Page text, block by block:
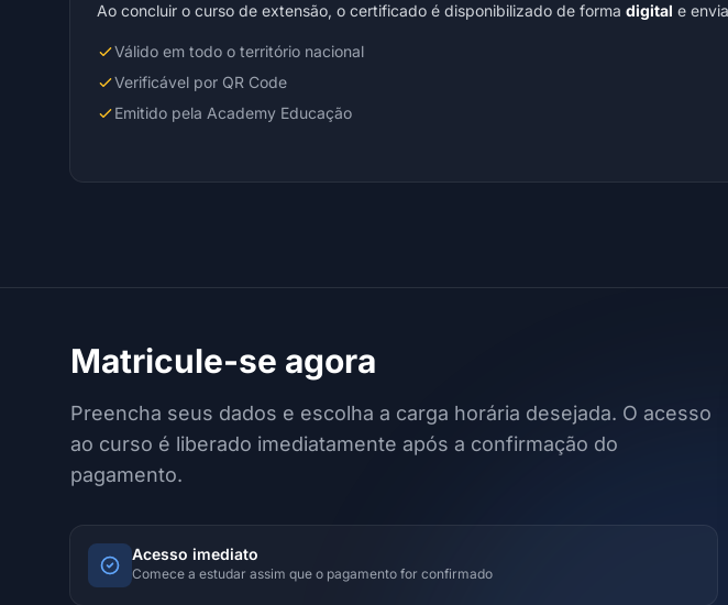
Ao concluir o curso de extensão, o certificado é disponibilizado de forma digital e
Válido em todo o território nacional
Verificável por QR Code
Emitido pela Academy Educação
Matricule-se agora
Preencha seus dados e escolha a carga horária desejada. O acesso
ao curso é liberado imediatamente após a confirmação do
pagamento.
Acesso imediato
Comece a estudar assim que o pagamento for confirmado